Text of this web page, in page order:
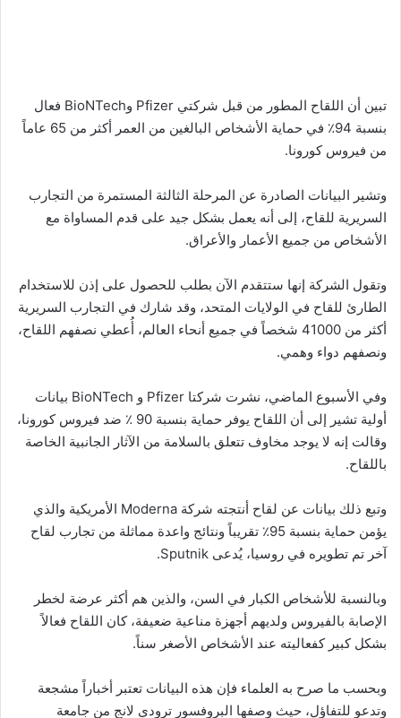
تبين أن اللقاح المطور من قبل شركتي Pfizer وBioNTech فعال
بنسبة 94٪ في حماية الأشخاص البالغين من العمر أكثر من 65 عاماً
من فيروس كورونا.
وتشير البيانات الصادرة عن المرحلة الثالثة المستمرة من التجارب
السريرية للقاح، إلى أنه يعمل بشكل جيد على قدم المساواة مع
الأشخاص من جميع الأعمار والأعراق.
وتقول الشركة إنها ستتقدم الآن بطلب للحصول على إذن للاستخدام
الطارئ للقاح في الولايات المتحد، وقد شارك في التجارب السريرية
أكثر من 41000 شخصاً في جميع أنحاء العالم، أُعطي نصفهم اللقاح،
ونصفهم دواء وهمي.
وفي الأسبوع الماضي، نشرت شركتا Pfizer و BioNTech بيانات
أولية تشير إلى أن اللقاح يوفر حماية بنسبة 90 ٪ ضد فيروس كورونا،
وقالت إنه لا يوجد مخاوف تتعلق بالسلامة من الآثار الجانبية الخاصة
باللقاح.
وتبع ذلك بيانات عن لقاح أنتجته شركة Moderna الأمريكية والذي
يؤمن حماية بنسبة 95٪ تقريباً ونتائج واعدة مماثلة من تجارب لقاح
آخر تم تطويره في روسيا، يُدعى Sputnik.
وبالنسبة للأشخاص الكبار في السن، والذين هم أكثر عرضة لخطر
الإصابة بالفيروس ولديهم أجهزة مناعية ضعيفة، كان اللقاح فعالاً
بشكل كبير كفعاليته عند الأشخاص الأصغر سناً.
وبحسب ما صرح به العلماء فإن هذه البيانات تعتبر أخباراً مشجعة
وتدعو للتفاؤل، حيث وصفها البروفسور ترودي لانج من جامعة